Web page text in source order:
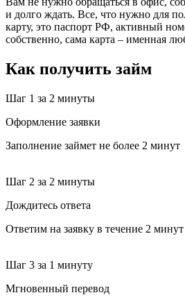
и долго ждать. Все, что нужно для
карту, это паспорт РФ, активный
собственно, сама карта – именная
Как получить займ
Шаг 1 за 2 минуты
Оформление заявки
Заполнение займет не более 2 минут
Шаг 2 за 2 минуты
Дождитесь ответа
Ответим на заявку в течение 2 минут
Шаг 3 за 1 минуту
Мгновенный перевод